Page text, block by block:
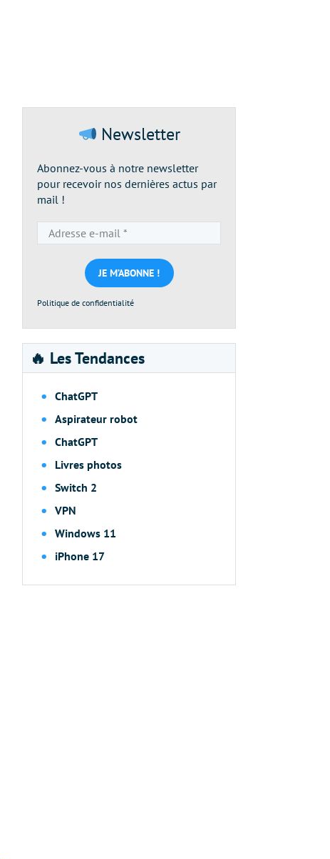
Newsletter
Abonnez-vous à notre newsletter
pour recevoir nos dernières actus par
mail !
e-
mail
*
Politique de confidentialité
🔥 Les Tendances
ChatGPT
Aspirateur robot
ChatGPT
Livres photos
Switch 2
VPN
Windows 11
iPhone 17